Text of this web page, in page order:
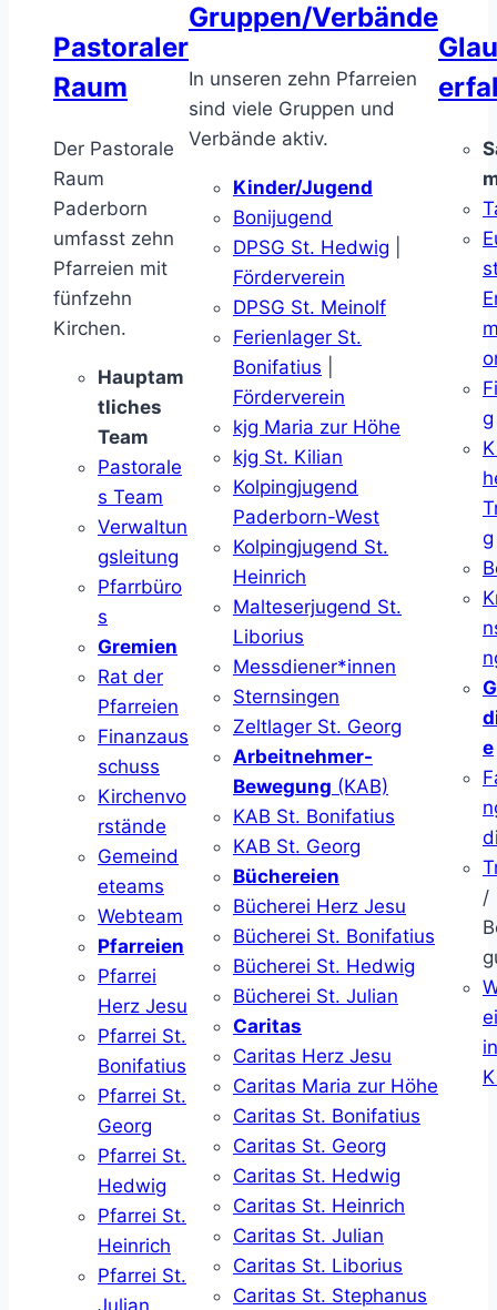
Pastoraler
Raum
Der Pastorale
Raum
Paderborn
umfasst zehn
Pfarreien mit
fünfzehn
Kirchen.
Hauptam
tliches
Team
Pastorale
s Team
Verwaltun
gsleitung
Pfarrbüro
s
Gremien
Rat der
Pfarreien
Finanzaus
schuss
Kirchenvo
rstände
Gemeind
eteams
Webteam
Pfarreien
Pfarrei
Herz Jesu
Pfarrei St.
Bonifatius
Pfarrei St.
Georg
Pfarrei St.
Hedwig
Pfarrei St.
Heinrich
Pfarrei St.
Julian
Gruppen/Verbände
In unseren zehn Pfarreien
sind viele Gruppen und
Verbände aktiv.
Kinder/Jugend
Bonijugend
DPSG St. Hedwig
Förderverein
DPSG St. Meinolf
Ferienlager St.
Bonifatius
Förderverein
kjg Maria zur Höhe
kjg St. Kilian
Kolpingjugend
Paderborn-West
Kolpingjugend St.
Heinrich
Malteserjugend St.
Liborius
Messdiener*innen
Sternsingen
Zeltlager St. Georg
Arbeitnehmer-
Bewegung (KAB)
KAB St. Bonifatius
KAB St. Georg
Büchereien
Bücherei Herz Jesu
Bücherei St. Bonifatius
Bücherei St. Hedwig
Bücherei St. Julian
Caritas
Caritas Herz Jesu
Caritas Maria zur Höhe
Caritas St. Bonifatius
Caritas St. Georg
Caritas St. Hedwig
Caritas St. Heinrich
Caritas St. Julian
Caritas St. Liborius
Caritas St. Stephanus
g
g
e
/